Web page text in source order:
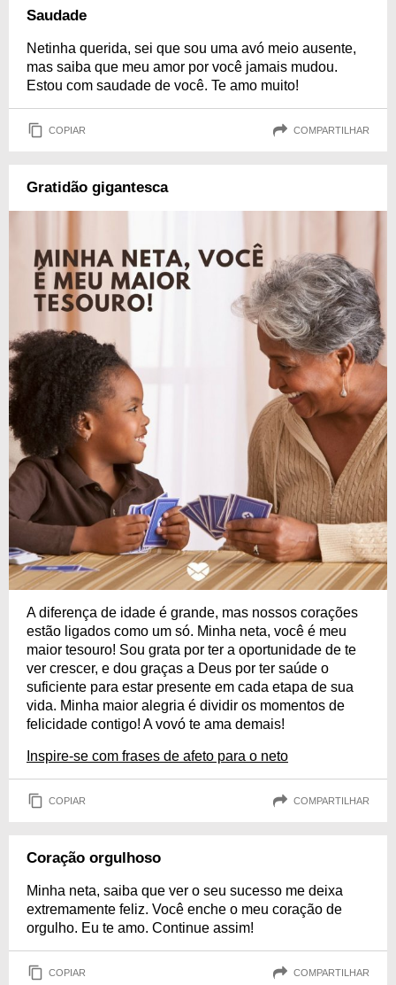
Saudade
Netinha querida, sei que sou uma avó meio ausente,
mas saiba que meu amor por você jamais mudou.
Estou com saudade de você. Te amo muito!
COPIAR COMPARTILHAR
Gratidão gigantesca
A diferença de idade é grande, mas nossos corações
estão ligados como um só. Minha neta, você é meu
maior tesouro! Sou grata por ter a oportunidade de te
ver crescer, e dou graças a Deus por ter saúde o
suficiente para estar presente em cada etapa de sua
vida. Minha maior alegria é dividir os momentos de
felicidade contigo! A vovó te ama demais!
Inspire-se com frases de afeto para o neto
COPIAR COMPARTILHAR
Coração orgulhoso
Minha neta, saiba que ver o seu sucesso me deixa
extremamente feliz. Você enche o meu coração de
orgulho. Eu te amo. Continue assim!
COPIAR COMPARTILHAR